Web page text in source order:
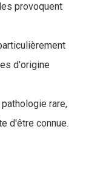
provoquent
d'origine
rare,
d'être connue.